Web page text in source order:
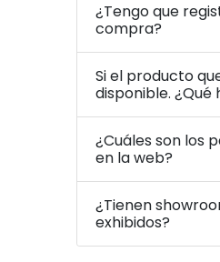
¿Tengo que
compra?
Si el producto
disponible. ¿Qué
¿Cuáles son los
en la web?
¿Tienen
exhibidos?